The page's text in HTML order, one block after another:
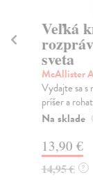
Veľká
sveta
McAllister
Vydajte sa s
príšer a
Na sklade
13,90 €
14,95 € ?